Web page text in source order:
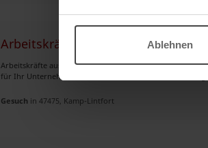
Ablehnen
Arbeitskräfte aus dem Westbalkan
Arbeitskräfte aus dem Westbalkan und der EU –
für Ihr Unternehmen? Wir unterstützen deutsche
Gesuch in 47475, Kamp-Lintfort